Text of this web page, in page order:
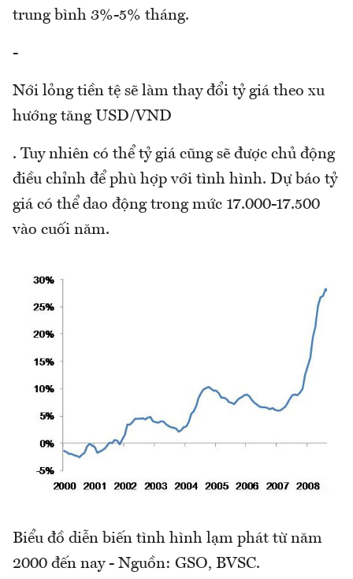
trung bình 3%-5% tháng.
-
Nới lỏng tiền tệ sẽ làm thay đổi tỷ giá theo xu
hướng tăng USD/VND
. Tuy nhiên có thể tỷ giá cũng sẽ được chủ động
điều chỉnh để phù hợp với tình hình. Dự báo tỷ
giá có thể dao động trong mức 17.000-17.500
vào cuối năm.
Biểu đồ diễn biến tình hình lạm phát từ năm
2000 đến nay - Nguồn: GSO, BVSC.